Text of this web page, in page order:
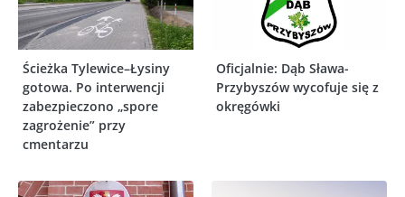
Ścieżka Tylewice–Łysiny
gotowa. Po interwencji
zabezpieczono „spore
zagrożenie” przy
cmentarzu
Oficjalnie: Dąb Sława-
Przybyszów wycofuje się z
okręgówki